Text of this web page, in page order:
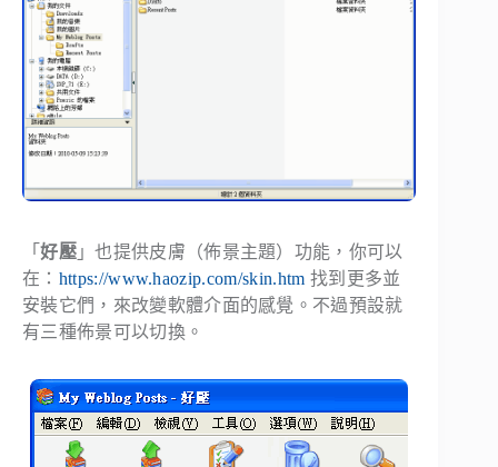
「好壓」也提供皮膚（佈景主題）功能，你可以
在： https://www.haozip.com/skin.htm 找到更多並
安裝它們，來改變軟體介面的感覺。不過預設就
有三種佈景可以切換。